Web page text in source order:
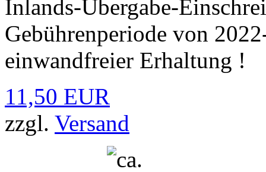
Inlands-Übergabe-
Gebührenperiode von
einwandfreier Erhaltung !
11,50 EUR
zzgl. Versand